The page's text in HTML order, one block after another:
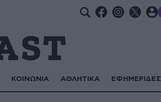
ΚΟΙΝΩΝΙΑ ΑΘΛΗΤΙΚΑ ΕΦΗΜΕΡΙΔΕΣ